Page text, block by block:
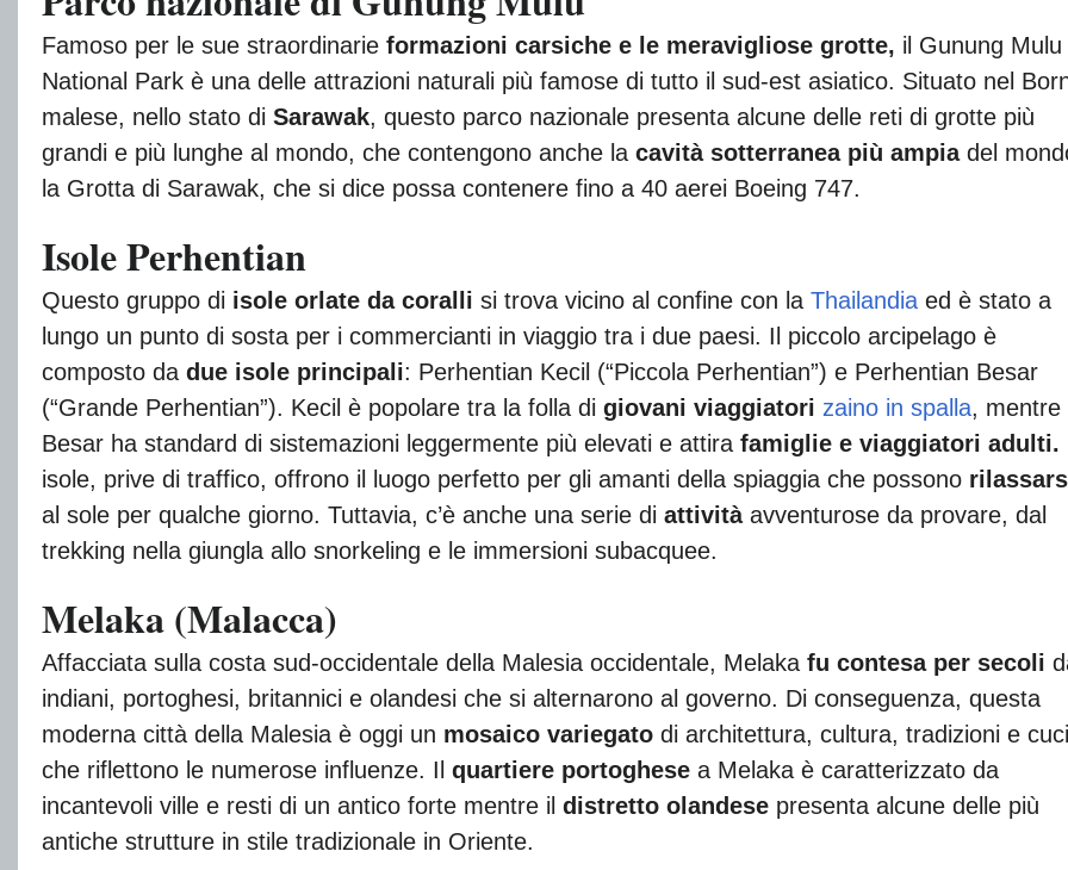
Famoso per le sue straordinarie formazioni carsiche e le meravigliose grotte, il Gunung Mulu
National Park è una delle attrazioni naturali più famose di tutto il sud-est asiatico. Situato nel
malese, nello stato di Sarawak, questo parco nazionale presenta alcune delle reti di grotte più
grandi e più lunghe al mondo, che contengono anche la cavità sotterranea più ampiadel
la Grotta di Sarawak, che si dice possa contenere fino a 40 aerei Boeing 747.
Isole Perhentian
Questo gruppo di isole orlate da coralli si trova vicino al confine con la Thailandia ed è stato a
lungo un punto di sosta per i commercianti in viaggio tra i due paesi. Il piccolo arcipelago è
composto da due isole principali: Perhentian Kecil (“Piccola Perhentian”) e Perhentian Besar
(“Grande Perhentian”). Kecil è popolare tra la folla di giovani viaggiatori zaino in spalla, mentre
Besar ha standard di sistemazioni leggermente più elevati e attira famiglie e viaggiatori adulti.
isole, prive di traffico, offrono il luogo perfetto per gli amanti della spiaggia che possono
al sole per qualche giorno. Tuttavia, c’è anche una serie di attivitàavventurose da provare, dal
trekking nella giungla allo snorkeling e le immersioni subacquee.
Melaka (Malacca)
Affacciata sulla costa sud-occidentale della Malesia occidentale, Melaka fu contesa per secoli
indiani, portoghesi, britannici e olandesi che si alternarono al governo. Di conseguenza, questa
moderna città della Malesia è oggi un mosaico variegato di architettura, cultura, tradizioni e
che riflettono le numerose influenze. Il quartiere portoghese a Melaka è caratterizzato da
incantevoli ville e resti di un antico forte mentre il distretto olandese presenta alcune delle più
antiche strutture in stile tradizionale in Oriente.